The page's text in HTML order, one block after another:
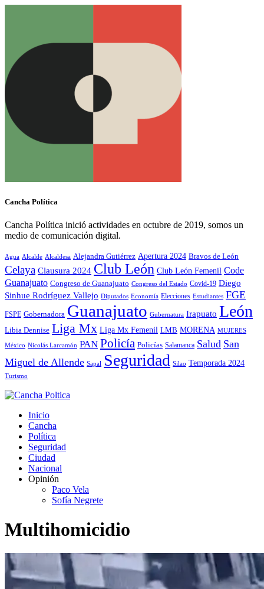
Cancha Política
Cancha Política inició actividades en octubre de 2019, somos un
medio de comunicación digital.
Agua Alcalde Alcaldesa Alejandra Gutiérrez Apertura 2024 Bravos de León
Celaya Clausura 2024 Club León Club León Femenil Code
Guanajuato Congreso de Guanajuato Congreso del Estado Covid-19 Diego
Sinhue Rodríguez Vallejo Diputados Economía Elecciones Estudiantes FGE
FSPE Gobernadora Guanajuato Gubernatura Irapuato León
Libia Dennise Liga Mx Liga Mx Femenil LMB MORENA MUJERES
México Nicolás Larcamón PAN Policía Policías Salamanca Salud San
Miguel de Allende Sapal Seguridad Silao Temporada 2024
Turismo
Inicio
Cancha
Política
Seguridad
Ciudad
Nacional
Opinión
Paco Vela
Sofía Negrete
Multihomicidio